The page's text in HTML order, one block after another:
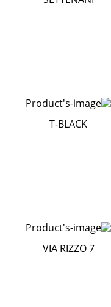
T-BLACK
VIA RIZZO 7